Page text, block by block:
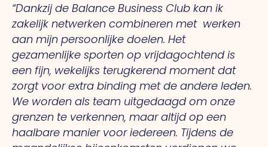
“Dankzij de Balance Business Club kan ik
zakelijk netwerken combineren met werken
aan mijn persoonlijke doelen. Het
gezamenlijke sporten op vrijdagochtend is
een fijn, wekelijks terugkerend moment dat
zorgt voor extra binding met de andere leden.
We worden als team uitgedaagd om onze
grenzen te verkennen, maar altijd op een
haalbare manier voor iedereen. Tijdens de